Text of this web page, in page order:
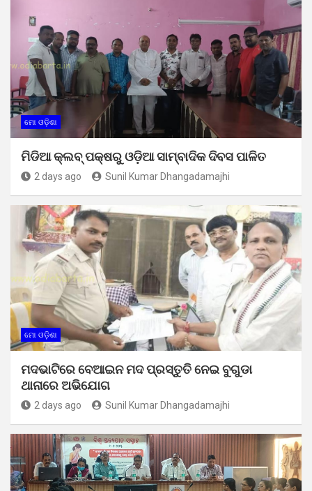
ମୋ ଓଡ଼ିଶା
ମିଡିଆ କ୍ଲବ୍ ପକ୍ଷରୁ ଓଡ଼ିଆ ସାମ୍ବାଦିକ ଦିବସ ପାଳିତ
2 days ago Sunil Kumar Dhangadamajhi
ମୋ ଓଡ଼ିଶା
ମଦଭାଟିରେ ବେଆଇନ ମଦ ପ୍ରସ୍ତୁତି ନେଇ ବୁଗୁଡା
ଥାନାରେ ଅଭିଯୋଗ
2 days ago Sunil Kumar Dhangadamajhi